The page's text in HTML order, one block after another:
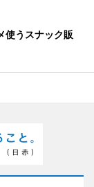
使うスナック販